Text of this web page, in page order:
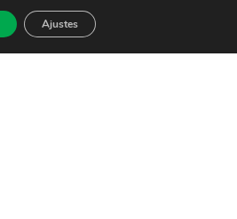
Ajustes